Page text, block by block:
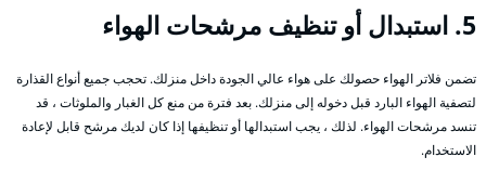
5. استبدال أو تنظيف مرشحات الهواء
تضمن فلاتر الهواء حصولك على هواء عالي الجودة داخل منزلك. تحجب جميع أنواع القذارة
لتصفية الهواء البارد قبل دخوله إلى منزلك. بعد فترة من منع كل الغبار والملوثات ، قد
تنسد مرشحات الهواء. لذلك ، يجب استبدالها أو تنظيفها إذا كان لديك مرشح قابل لإعادة
الاستخدام.